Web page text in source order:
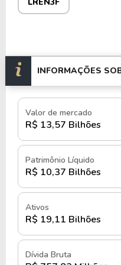
diversificação de
forte presença em
e mercados
Suas ações são
LREN3eLREN3Fno
História e
Renner
A Lojas Renner foi
Alegre, como parte do
originalmente era
industrial de tecidos.
INFORMAÇÕES
Valor de mercado
R$ 13,57 Bilhões
Patrimônio Líquido
R$ 10,37 Bilhões
Ativos
R$ 19,11 Bilhões
Dívida Bruta